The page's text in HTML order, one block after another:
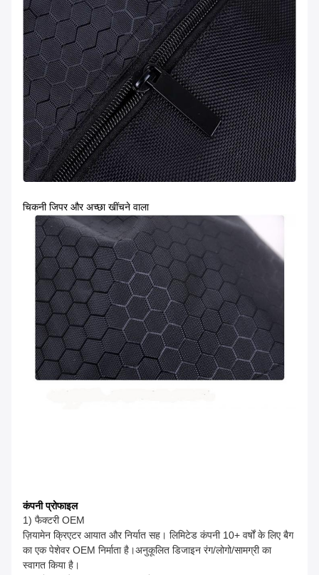
चिकनी जिपर और अच्छा खींचने वाला
कंपनी प्रोफाइल
1) फैक्टरी OEM
ज़ियामेन क्रिएटर आयात और निर्यात सह। लिमिटेड कंपनी 10+ वर्षों के लिए बैग
का एक पेशेवर OEM निर्माता है।अनुकूलित डिजाइन रंग/लोगो/सामग्री का
स्वागत किया है।